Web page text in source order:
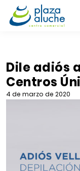
TIENDAS
VENTA TELEFÓNICA
CONTACTO
Dile adiós
Centros
4 de marzo de 2020